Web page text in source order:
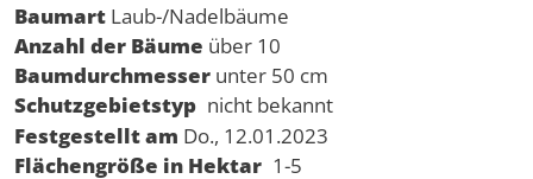
Baumart Laub-/Nadelbäume
Anzahl der Bäume über 10
Baumdurchmesser unter 50 cm
Schutzgebietstyp nicht bekannt
Festgestellt am Do., 12.01.2023
Flächengröße in Hektar 1-5